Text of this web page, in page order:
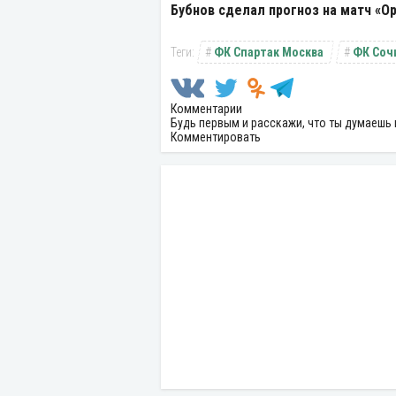
Бубнов сделал прогноз на матч
ФК Спартак Москва ФК
Комментарии
Будь первым и расскажи, что ты думаешь
Комментировать